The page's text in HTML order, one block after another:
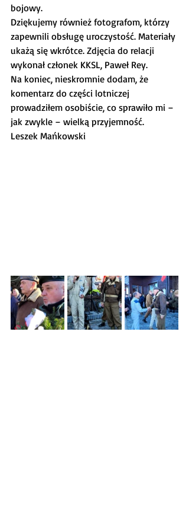
bojowy.
Dziękujemy również fotografom, którzy
zapewnili obsługę uroczystość. Materiały
ukażą się wkrótce. Zdjęcia do relacji
wykonał członek KKSL, Paweł Rey.
Na koniec, nieskromnie dodam, że
komentarz do części lotniczej
prowadziłem osobiście, co sprawiło mi –
jak zwykle – wielką przyjemność.
Leszek Mańkowski